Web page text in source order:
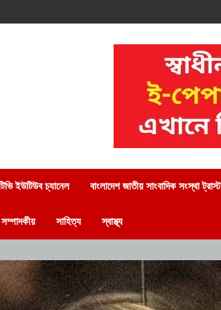
ইউটিউব চ্যানেল বাংলাদেশ জাতীয় সাংবাদিক সংস্থা ট্রাস্ট
সম্পাদকীয় সাহিত্য স্বাস্থ্য